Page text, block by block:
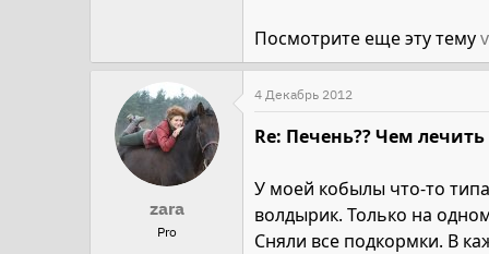
Посмотрите еще эту тему
zara
Pro
4 Декабрь 2012
Re: Печень?? Чем лечить
У моей кобылы что-то
волдырик. Только на
Сняли все подкормки. В